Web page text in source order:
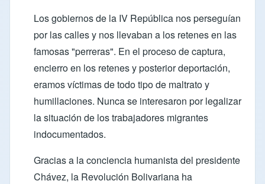
Los gobiernos de la IV República nos perseguían
por las calles y nos llevaban a los retenes en las
famosas "perreras". En el proceso de captura,
encierro en los retenes y posterior deportación,
eramos víctimas de todo tipo de maltrato y
humillaciones. Nunca se interesaron por legalizar
la situación de los trabajadores migrantes
indocumentados.
Gracias a la conciencia humanista del presidente
Chávez, la Revolución Bolivariana ha